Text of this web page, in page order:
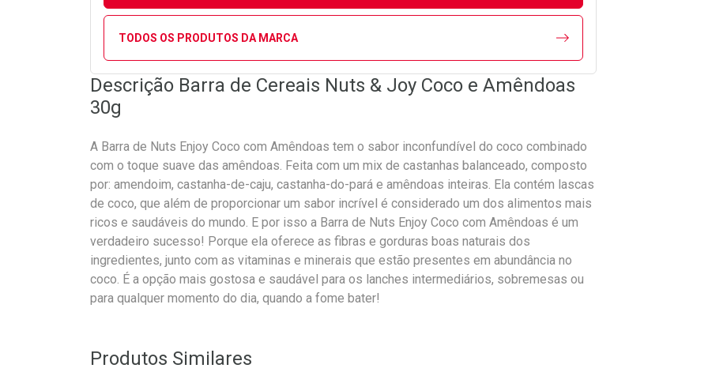
TODOS OS PRODUTOS DA MARCA
Descrição Barra de Cereais Nuts & Joy Coco e Amêndoas
30g
A Barra de Nuts Enjoy Coco com Amêndoas tem o sabor inconfundível do coco combinado
com o toque suave das amêndoas. Feita com um mix de castanhas balanceado, composto
por: amendoim, castanha-de-caju, castanha-do-pará e amêndoas inteiras. Ela contém lascas
de coco, que além de proporcionar um sabor incrível é considerado um dos alimentos mais
ricos e saudáveis do mundo. E por isso a Barra de Nuts Enjoy Coco com Amêndoas é um
verdadeiro sucesso! Porque ela oferece as fibras e gorduras boas naturais dos
ingredientes, junto com as vitaminas e minerais que estão presentes em abundância no
coco. É a opção mais gostosa e saudável para os lanches intermediários, sobremesas ou
para qualquer momento do dia, quando a fome bater!
Produtos Similares